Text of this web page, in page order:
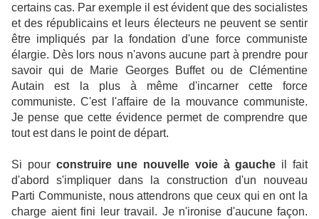
certains cas. Par exemple il est évident que des socialistes
et des républicains et leurs électeurs ne peuvent se sentir
être impliqués par la fondation d'une force communiste
élargie. Dès lors nous n'avons aucune part à prendre pour
savoir qui de Marie Georges Buffet ou de Clémentine
Autain est la plus à même d'incarner cette force
communiste. C'est l'affaire de la mouvance communiste.
Je pense que cette évidence permet de comprendre que
tout est dans le point de départ.
Si pour construire une nouvelle voie à gauche il fait
d'abord s'impliquer dans la construction d'un nouveau
Parti Communiste, nous attendrons que ceux qui en ont la
charge aient fini leur travail. Je n'ironise d'aucune façon.